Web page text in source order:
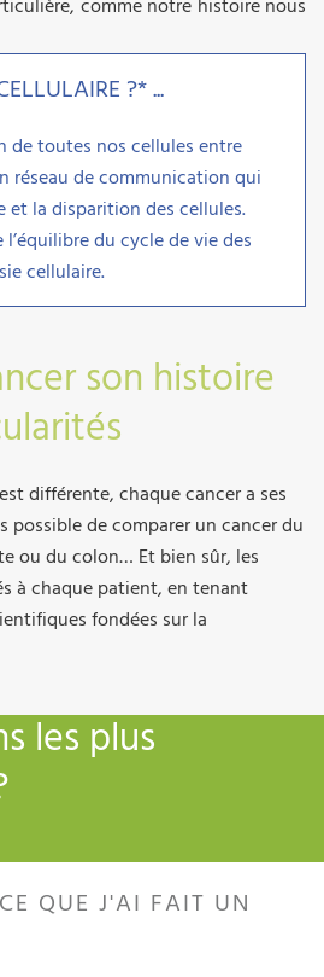
comme notre histoire nous
?* ...
de toutes nos cellules entre
réseau de communication qui
et la disparition des cellules.
l’équilibre du cycle de vie des
cellulaire.
son histoire
différente, chaque cancer a ses
possible de comparer un cancer du
ou du colon… Et bien sûr, les
à chaque patient, en tenant
fondées sur la
les plus
QUE J'AI FAIT UN